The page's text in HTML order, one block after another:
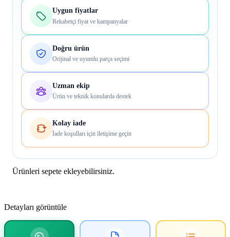
Uygun fiyatlar
Rekabetçi fiyat ve kampanyalar
Doğru ürün
Orijinal ve uyumlu parça seçimi
Uzman ekip
Ürün ve teknik konularda destek
Kolay iade
İade koşulları için iletişime geçin
Ürünleri sepete ekleyebilirsiniz.
Detayları görüntüle